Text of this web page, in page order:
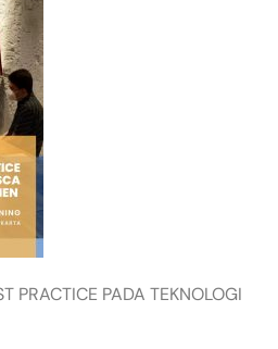
PRACTICE PADA TEKNOLOGI